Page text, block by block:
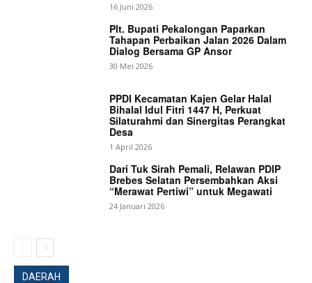
16 Juni 2026
Plt. Bupati Pekalongan Paparkan
Tahapan Perbaikan Jalan 2026 Dalam
Dialog Bersama GP Ansor
30 Mei 2026
PPDI Kecamatan Kajen Gelar Halal
Bihalal Idul Fitri 1447 H, Perkuat
Silaturahmi dan Sinergitas Perangkat
Desa
1 April 2026
Dari Tuk Sirah Pemali, Relawan PDIP
Brebes Selatan Persembahkan Aksi
“Merawat Pertiwi” untuk Megawati
24 Januari 2026
DAERAH